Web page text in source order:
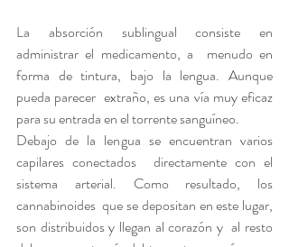
La absorción sublingual consiste en
administrar el medicamento, a  menudo en
forma de tintura, bajo la lengua. Aunque
pueda parecer  extraño, es una vía muy eficaz
para su entrada en el torrente sanguíneo.
Debajo de la lengua se encuentran varios
capilares conectados  directamente con el
sistema arterial. Como resultado, los
cannabinoides  que se depositan en este lugar,
son distribuidos y llegan al corazón y  al resto